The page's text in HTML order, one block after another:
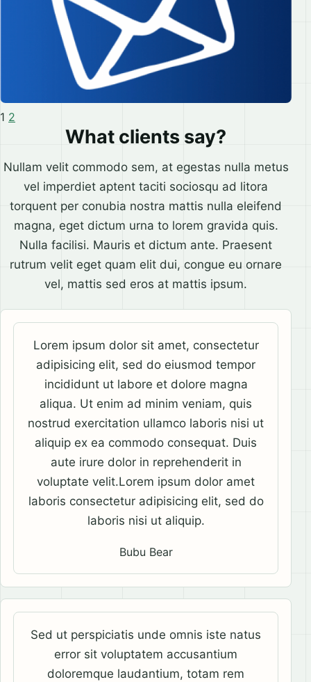
1 2
What clients say?
Nullam velit commodo sem, at egestas nulla metus
vel imperdiet aptent taciti sociosqu ad litora
torquent per conubia nostra mattis nulla eleifend
magna, eget dictum urna to lorem gravida quis.
Nulla facilisi. Mauris et dictum ante. Praesent
rutrum velit eget quam elit dui, congue eu ornare
vel, mattis sed eros at mattis ipsum.
Lorem ipsum dolor sit amet, consectetur
adipisicing elit, sed do eiusmod tempor
incididunt ut labore et dolore magna
aliqua. Ut enim ad minim veniam, quis
nostrud exercitation ullamco laboris nisi ut
aliquip ex ea commodo consequat. Duis
aute irure dolor in reprehenderit in
voluptate velit.Lorem ipsum dolor amet
laboris consectetur adipisicing elit, sed do
laboris nisi ut aliquip.
Bubu Bear
Sed ut perspiciatis unde omnis iste natus
error sit voluptatem accusantium
doloremque laudantium, totam rem